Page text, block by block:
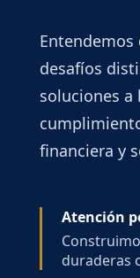
Entendemos
desafíos
soluciones
financiera y
Atención
duraderas